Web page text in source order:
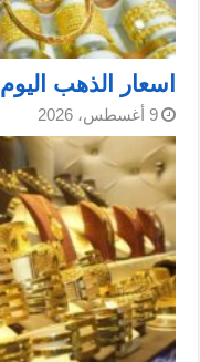
اسعار الذهب اليوم
9 أغسطس، 2026